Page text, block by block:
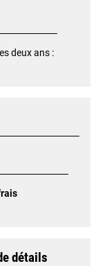
deux ans :
détails